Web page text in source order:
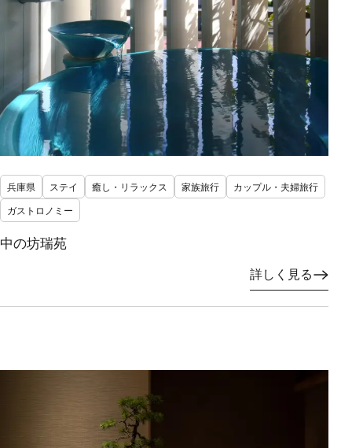
兵庫県 ステイ 癒し・リラックス 家族旅行
カップル・夫婦旅行
ガストロノミー
中の坊瑞苑
詳しく見る